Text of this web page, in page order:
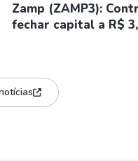
Zamp (ZAMP3):
fechar capital a R$